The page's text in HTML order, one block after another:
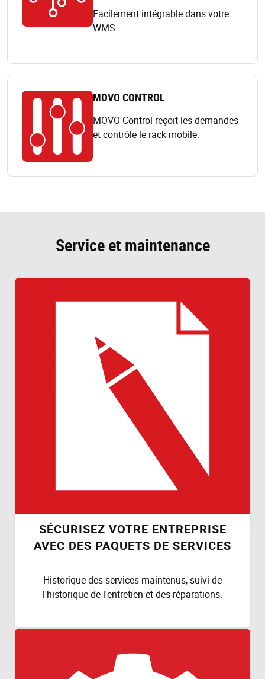
Facilement intégrable dans votre
WMS.
MOVO CONTROL
MOVO Control reçoit les demandes
et contrôle le rack mobile.
Service et maintenance
SÉCURISEZ VOTRE ENTREPRISE
AVEC DES PAQUETS DE SERVICES
Historique des services maintenus, suivi de
l'historique de l'entretien et des réparations.